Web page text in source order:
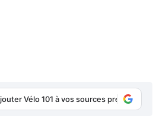
Vélo 101 à vos sources préférées